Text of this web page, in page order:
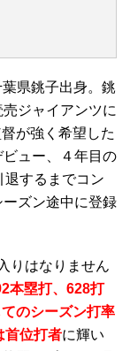
県銚子出身。銚
ジャイアンツに
が強く希望した
ュー、４年目の
するまでコン
ズン途中に登録
りはなりません
本塁打、628打
のシーズン打率
首位打者に輝い